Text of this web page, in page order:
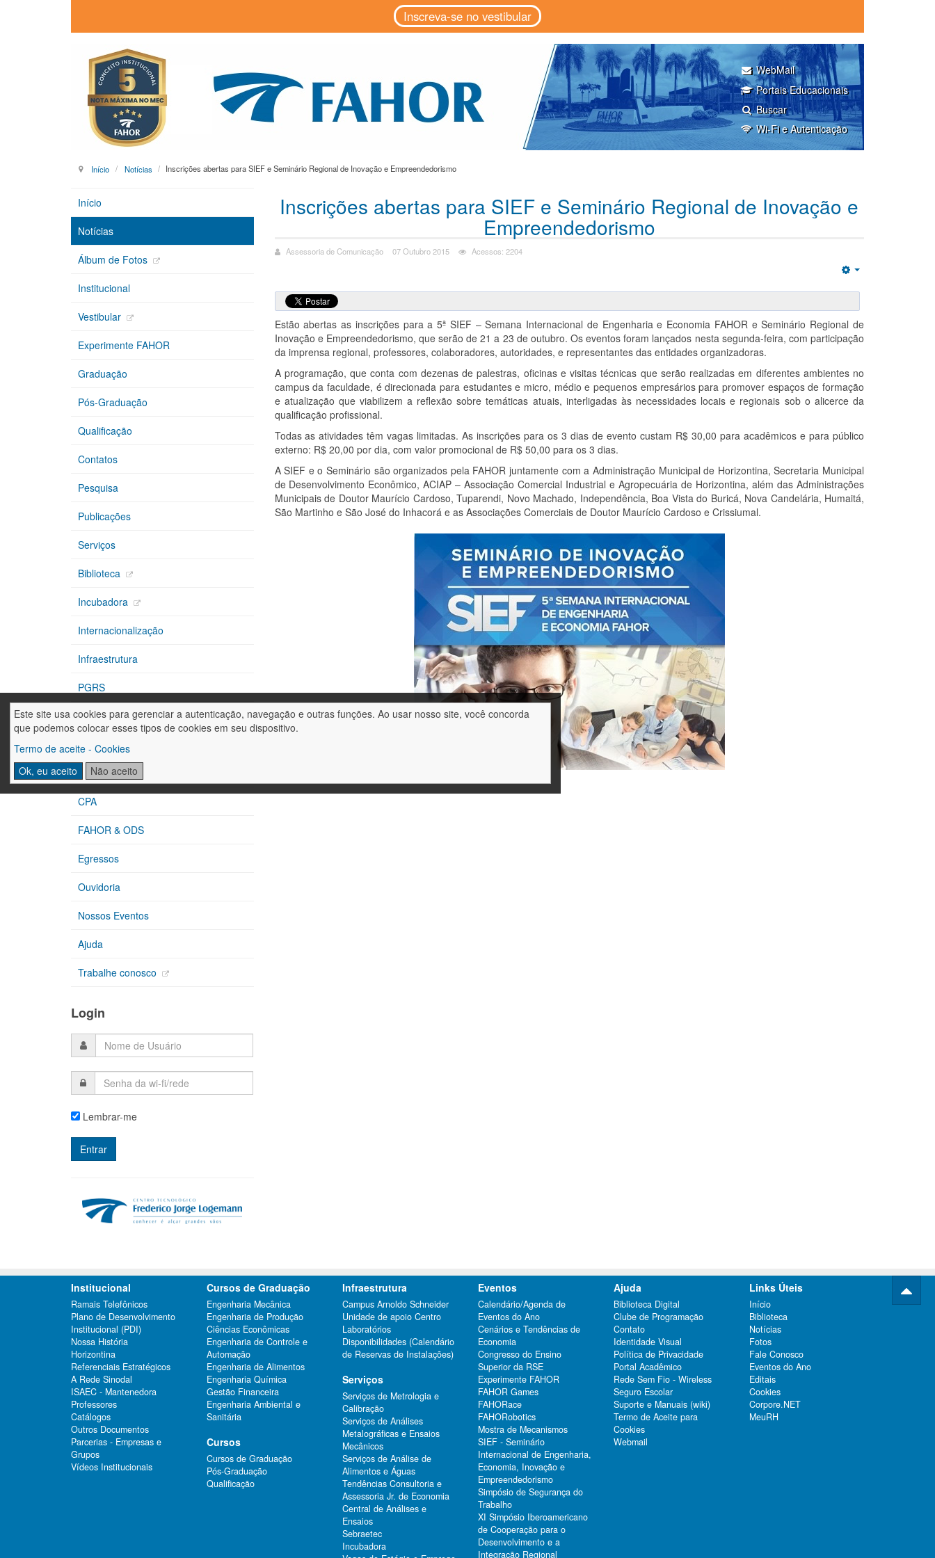
Este site usa cookies para gerenciar a autenticação, navegação e outras funções. Ao usar nosso site, você concorda
que podemos colocar esses tipos de cookies em seu dispositivo.
Termo de aceite - Cookies
Ok, eu aceito
Não aceito
Inscreva-se no vestibular
WebMail
Portais Educacionais
Buscar
Wi-Fi e Autenticação
Início Notícias Inscrições abertas para SIEF e Seminário Regional de Inovação e Empreendedorismo
Inscrições abertas para SIEF e Seminário Regional de Inovação e
Empreendedorismo
Assessoria de Comunicação 07 Outubro 2015 Acessos: 2204
Estão abertas as inscrições para a 5ª SIEF – Semana Internacional de Engenharia e Economia FAHOR e Seminário Regional de
Inovação e Empreendedorismo, que serão de 21 a 23 de outubro. Os eventos foram lançados nesta segunda-feira, com participação
da imprensa regional, professores, colaboradores, autoridades, e representantes das entidades organizadoras.
A programação, que conta com dezenas de palestras, oficinas e visitas técnicas que serão realizadas em diferentes ambientes no
campus da faculdade, é direcionada para estudantes e micro, médio e pequenos empresários para promover espaços de formação
e atualização que viabilizem a reflexão sobre temáticas atuais, interligadas às necessidades locais e regionais sob o alicerce da
qualificação profissional.
Todas as atividades têm vagas limitadas. As inscrições para os 3 dias de evento custam R$ 30,00 para acadêmicos e para público
externo: R$ 20,00 por dia, com valor promocional de R$ 50,00 para os 3 dias.
A SIEF e o Seminário são organizados pela FAHOR juntamente com a Administração Municipal de Horizontina, Secretaria Municipal
de Desenvolvimento Econômico, ACIAP – Associação Comercial Industrial e Agropecuária de Horizontina, além das Administrações
Municipais de Doutor Maurício Cardoso, Tuparendi, Novo Machado, Independência, Boa Vista do Buricá, Nova Candelária, Humaitá,
São Martinho e São José do Inhacorá e as Associações Comerciais de Doutor Maurício Cardoso e Crissiumal.
Início
Notícias
Álbum de Fotos
Institucional
Vestibular
Experimente FAHOR
Graduação
Pós-Graduação
Qualificação
Contatos
Pesquisa
Publicações
Serviços
Biblioteca
Incubadora
Internacionalização
Infraestrutura
PGRS
CIPA
Extensão
Núcleos de Apoio
CPA
FAHOR & ODS
Egressos
Ouvidoria
Nossos Eventos
Ajuda
Trabalhe conosco
Login
Lembrar-me
Institucional
Ramais Telefônicos
Plano de Desenvolvimento
Institucional (PDI)
Nossa História
Horizontina
Referenciais Estratégicos
A Rede Sinodal
ISAEC - Mantenedora
Professores
Catálogos
Outros Documentos
Parcerias - Empresas e
Grupos
Vídeos Institucionais
Cursos de Graduação
Engenharia Mecânica
Engenharia de Produção
Ciências Econômicas
Engenharia de Controle e
Automação
Engenharia de Alimentos
Engenharia Química
Gestão Financeira
Engenharia Ambiental e
Sanitária
Cursos
Cursos de Graduação
Pós-Graduação
Qualificação
Infraestrutura
Campus Arnoldo Schneider
Unidade de apoio Centro
Laboratórios
Disponibilidades (Calendário
de Reservas de Instalações)
Serviços
Serviços de Metrologia e
Calibração
Serviços de Análises
Metalográficas e Ensaios
Mecânicos
Serviços de Análise de
Alimentos e Águas
Tendências Consultoria e
Assessoria Jr. de Economia
Central de Análises e
Ensaios
Sebraetec
Incubadora
Eventos
Calendário/Agenda de
Eventos do Ano
Cenários e Tendências de
Economia
Congresso do Ensino
Superior da RSE
Experimente FAHOR
FAHOR Games
FAHORace
FAHORobotics
Mostra de Mecanismos
SIEF - Seminário
Internacional de Engenharia,
Economia, Inovação e
Empreendedorismo
Simpósio de Segurança do
Trabalho
XI Simpósio Iberoamericano
de Cooperação para o
Desenvolvimento e a
Integração Regional
Ajuda
Biblioteca Digital
Clube de Programação
Contato
Identidade Visual
Política de Privacidade
Portal Acadêmico
Rede Sem Fio - Wireless
Seguro Escolar
Suporte e Manuais (wiki)
Termo de Aceite para
Cookies
Webmail
Links Úteis
Início
Biblioteca
Notícias
Fotos
Fale Conosco
Eventos do Ano
Editais
Cookies
Corpore.NET
MeuRH